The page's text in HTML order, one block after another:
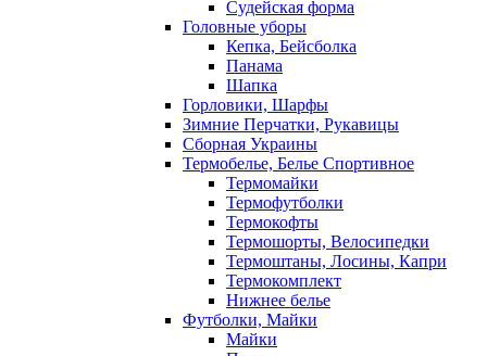
Судейская форма
Головные уборы
Кепка, Бейсболка
Панама
Шапка
Горловики, Шарфы
Зимние Перчатки, Рукавицы
Сборная Украины
Термобелье, Белье Спортивное
Термомайки
Термофутболки
Термокофты
Термошорты, Велосипедки
Термоштаны, Лосины, Капри
Термокомплект
Нижнее белье
Футболки, Майки
Майки